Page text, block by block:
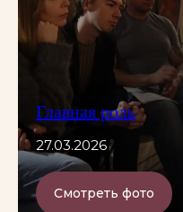
Главная роль
27.03.2026
Смотреть фото